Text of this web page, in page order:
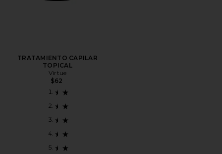
TRATAMIENTO CAPILAR
TOPICAL
Virtue
$62